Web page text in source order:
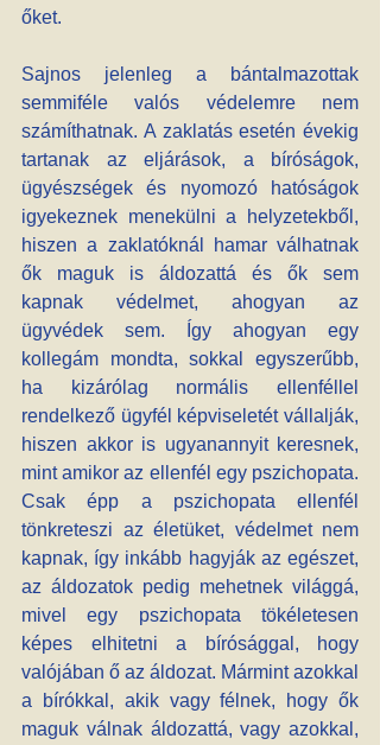
őket.
Sajnos jelenleg a bántalmazottak
semmiféle valós védelemre nem
számíthatnak. A zaklatás esetén évekig
tartanak az eljárások, a bíróságok,
ügyészségek és nyomozó hatóságok
igyekeznek menekülni a helyzetekből,
hiszen a zaklatóknál hamar válhatnak
ők maguk is áldozattá és ők sem
kapnak védelmet, ahogyan az
ügyvédek sem. Így ahogyan egy
kollegám mondta, sokkal egyszerűbb,
ha kizárólag normális ellenféllel
rendelkező ügyfél képviseletét vállalják,
hiszen akkor is ugyanannyit keresnek,
mint amikor az ellenfél egy pszichopata.
Csak épp a pszichopata ellenfél
tönkreteszi az életüket, védelmet nem
kapnak, így inkább hagyják az egészet,
az áldozatok pedig mehetnek világgá,
mivel egy pszichopata tökéletesen
képes elhitetni a bírósággal, hogy
valójában ő az áldozat. Mármint azokkal
a bírókkal, akik vagy félnek, hogy ők
maguk válnak áldozattá, vagy azokkal,